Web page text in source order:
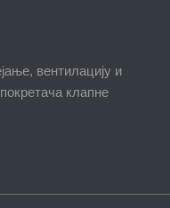
вентилацију и
клапне